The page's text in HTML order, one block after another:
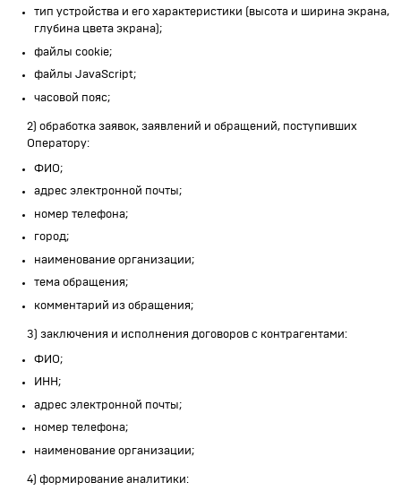
тип устройства и его характеристики (высота и ширина экрана,
глубина цвета экрана);
файлы cookie;
файлы JavaScript;
часовой пояс;
2) обработка заявок, заявлений и обращений, поступивших
Оператору:
ФИО;
адрес электронной почты;
номер телефона;
город;
наименование организации;
тема обращения;
комментарий из обращения;
3) заключения и исполнения договоров с контрагентами:
ФИО;
ИНН;
адрес электронной почты;
номер телефона;
наименование организации;
4) формирование аналитики: